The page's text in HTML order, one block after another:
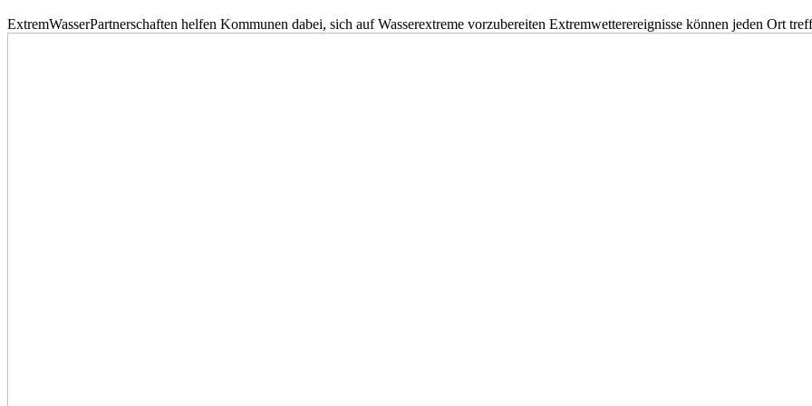
ExtremWasserPartnerschaften helfen Kommunen dabei, sich auf Wasserextreme vorzubereiten Extremwetterereignisse können jeden Ort